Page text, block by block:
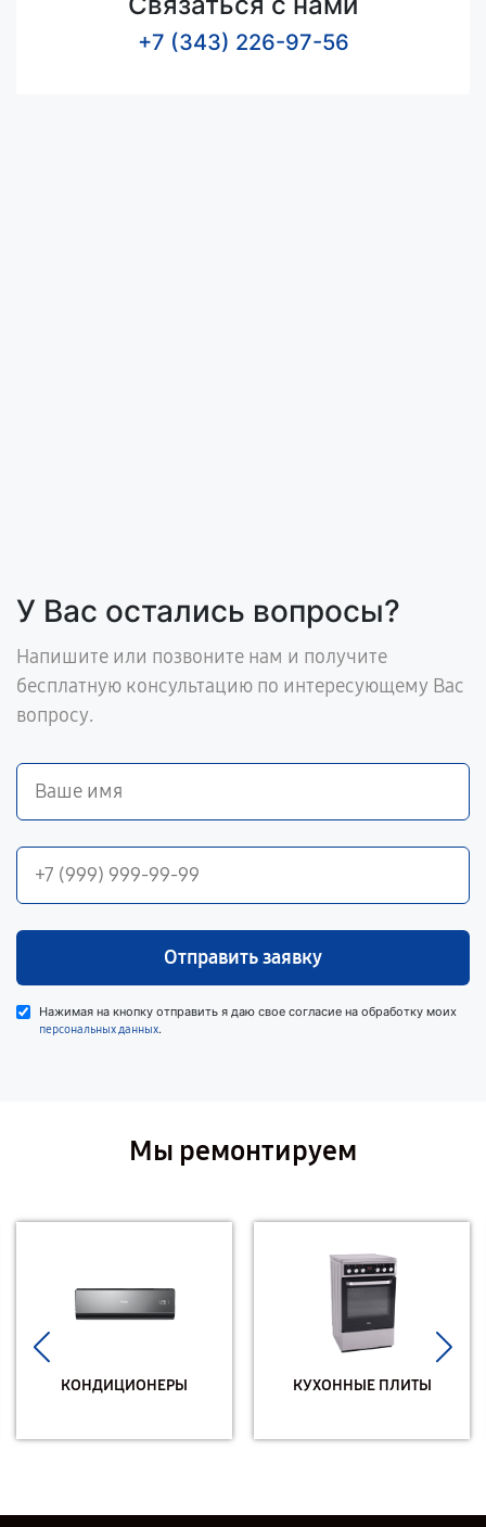
+7 (343) 226-97-56
У Вас остались вопросы?
Напишите или позвоните нам и получите
бесплатную консультацию по интересующему Вас
вопросу.
Отправить заявку
Нажимая на кнопку отправить я даю свое согласие на обработку моих
персональных данных.
Мы ремонтируем
КОНДИЦИОНЕРЫ КУХОННЫЕ ПЛИТЫ